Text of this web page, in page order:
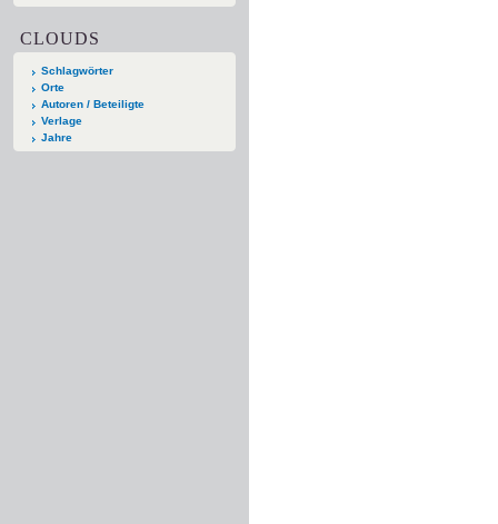
CLOUDS
Schlagwörter
Orte
Autoren / Beteiligte
Verlage
Jahre